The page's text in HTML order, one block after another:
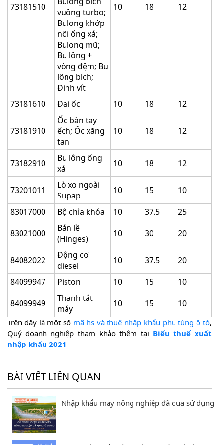
73181510
vuông turbo;
Bulong khớp
nối ống xả;
Bulong mũ;
Bu lông +
vòng đệm; Bu
lông bích;
Đinh vít
10 18 12
73181610 Đai ốc 10 18 12
73181910
Ốc bàn tay
ếch; Ốc xăng
tan
10 18 12
73182910
Bu lông ống
xả
10 18 12
73201011
Lò xo ngoài
Supap
10 15
10
83017000
Bộ chìa khóa 10 37.5
25
83021000
Bản lề
(Hinges)
10 30 20
84082022
Động cơ
diesel
10 37.5
20
84099947
Piston 10 15
10
84099949
Thanh tắt
máy
10 15 10
Trên đây là một số mã hs và thuế nhập khẩu phụ tùng ô tô,
Quý doanh nghiệp tham khảo thêm tại Biểu thuế xuất
nhập khẩu 2021
BÀI VIẾT LIÊN QUAN
Nhập khẩu máy nông nghiệp đã qua sử dụng